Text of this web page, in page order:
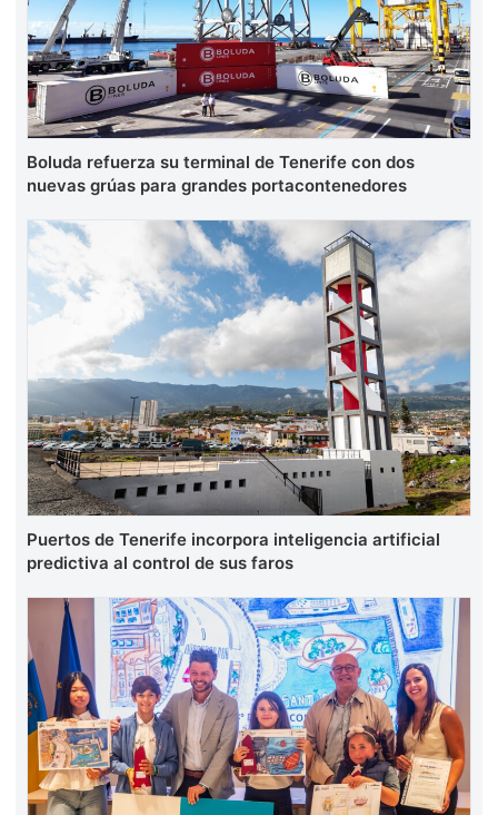
Boluda refuerza su terminal de Tenerife con dos
nuevas grúas para grandes portacontenedores
Puertos de Tenerife incorpora inteligencia artificial
predictiva al control de sus faros